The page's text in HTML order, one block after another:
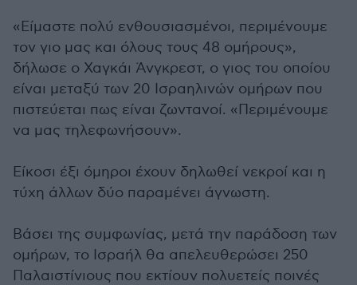
«Είμαστε πολύ ενθουσιασμένοι, περιμένουμε
τον γιο μας και όλους τους 48 ομήρους»,
δήλωσε ο Χαγκάι Άνγκρεστ, ο γιος του οποίου
είναι μεταξύ των 20 Ισραηλινών ομήρων που
πιστεύεται πως είναι ζωντανοί. «Περιμένουμε
να μας τηλεφωνήσουν».
Είκοσι έξι όμηροι έχουν δηλωθεί νεκροί και η
τύχη άλλων δύο παραμένει άγνωστη.
Βάσει της συμφωνίας, μετά την παράδοση των
ομήρων, το Ισραήλ θα απελευθερώσει 250
Παλαιστίνιους που εκτίουν πολυετείς ποινές